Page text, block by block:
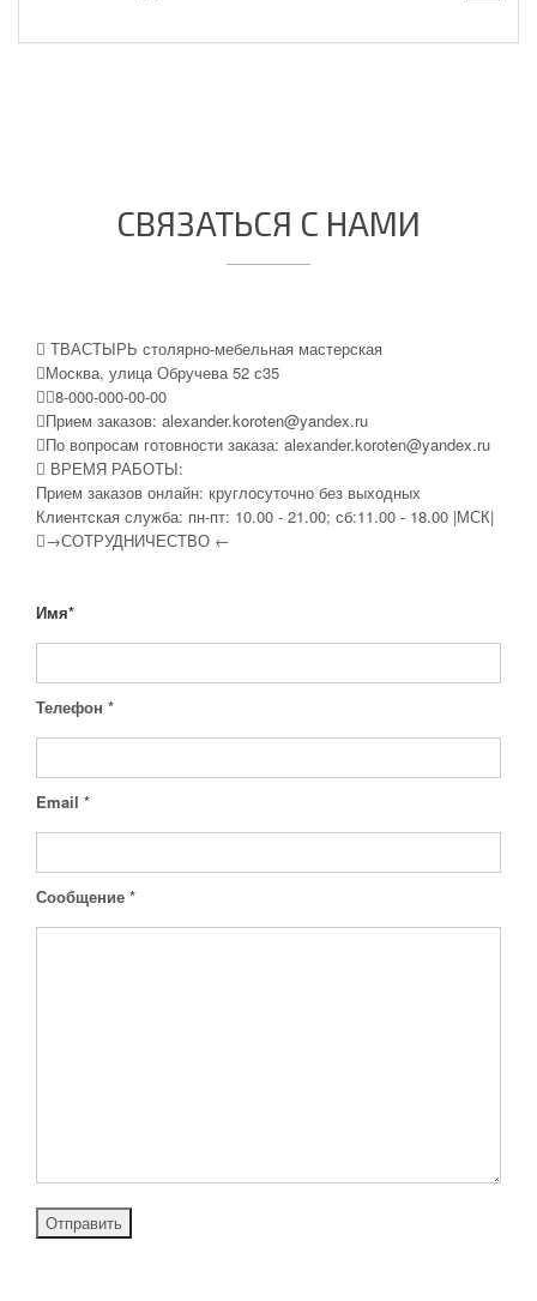
СВЯЗАТЬСЯ С НАМИ
ТВАСТЫРЬ столярно-мебельная мастерская
Москва, улица Обручева 52 с35
8-000-000-00-00
Прием заказов: alexander.koroten@yandex.ru
По вопросам готовности заказа: alexander.koroten@yandex.ru
ВРЕМЯ РАБОТЫ:
Прием заказов онлайн: круглосуточно без выходных
Клиентская служба: пн-пт: 10.00 - 21.00; сб:11.00 - 18.00 |МСК|
→СОТРУДНИЧЕСТВО ←
Имя*
Телефон *
Email *
Сообщение *